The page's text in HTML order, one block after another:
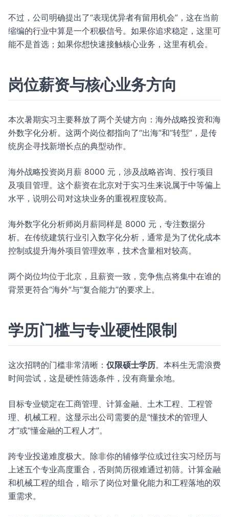
不过，公司明确提出了“表现优异者有留用机会”，这在当前
缩编的行业中算是一个积极信号。如果你追求稳定，这里可
能不是首选；如果你想快速接触核心业务，这里有机会。
岗位薪资与核心业务方向
本次暑期实习主要释放了两个关键方向：海外战略投资和海
外数字化分析。这两个岗位都指向了“出海”和“转型”，是传
统房企寻找新增长点的典型动作。
海外战略投资岗月薪 8000 元，涉及战略咨询、投行项目
及项目管理。这个薪资在北京对于实习生来说属于中等偏上
水平，说明公司对这块业务的重视程度较高。
海外数字化分析师岗月薪同样是 8000 元，专注数据分
析。在传统建筑行业引入数字化分析，通常是为了优化成本
控制或提升海外项目管理效率，技术含量相对较高。
两个岗位均位于北京，且薪资一致，竞争焦点将集中在谁的
背景更符合“海外”与“复合能力”的要求上。
学历门槛与专业硬性限制
这次招聘的门槛非常清晰： 仅限硕士学历。本科生无需浪费
时间尝试，这是硬性筛选条件，没有商量余地。
目标专业锁定在工商管理、计算金融、土木工程、工程管
理、机械工程。这显示出公司需要的是“懂技术的管理人
才”或“懂金融的工程人才”。
跨专业投递难度极大。除非你的辅修学位或过往实习经历与
上述五个专业高度重合，否则简历很难通过初筛。计算金融
和机械工程的组合，暗示了岗位对量化能力和工程落地的双
重需求。